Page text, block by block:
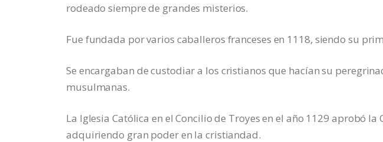
rodeado siempre de grandes misterios.
Fue fundada por varios caballeros franceses en 1118, siendo su
Se encargaban de custodiar a los cristianos que hacían su
musulmanas.
La Iglesia Católica en el Concilio de Troyes en el año 1129 aprobó
adquiriendo gran poder en la cristiandad.